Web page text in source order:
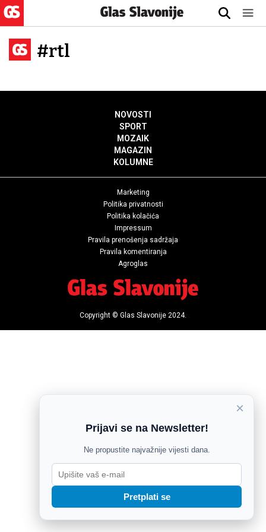
#rtl
NOVOSTI
SPORT
MOZAIK
MAGAZIN
KOLUMNE
Marketing
Politika privatnosti
Politika kolačića
Impressum
Pravila prenošenja sadržaja
Pravila komentiranja
Agroglas
Copyright © Glas Slavonije 2024.
×
Prijavi se na Newsletter!
Ne propustite najvažnije vijesti dana.
Pretplati se